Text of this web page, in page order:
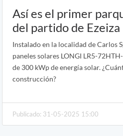
Así es el primer
del partido de Ezeiza
Instalado en la localidad de Carlos
paneles solares LONGI LR5-
de 300 kWp de energía solar.
construcción?
Publicado: 31-05-2025 15:00